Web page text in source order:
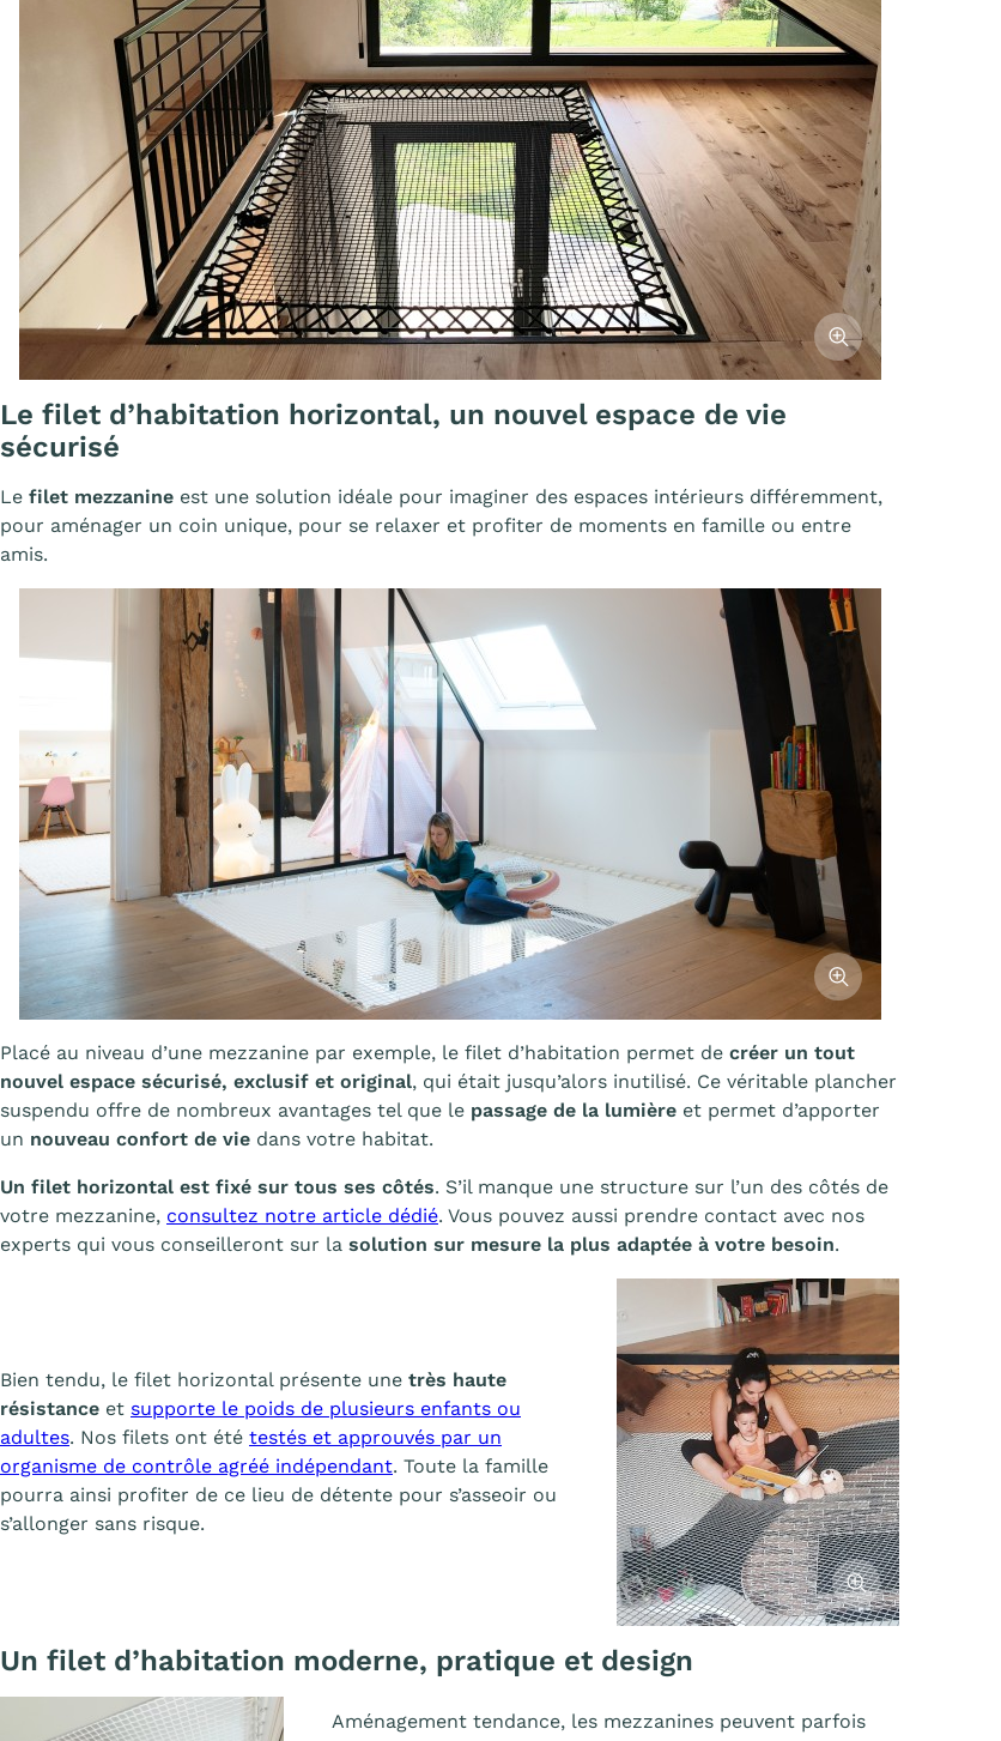
Afficher l'image
Le filet d’habitation horizontal, un nouvel espace de vie
sécurisé
Le filet mezzanine est une solution idéale pour imaginer des espaces intérieurs différemment,
pour aménager un coin unique, pour se relaxer et profiter de moments en famille ou entre
amis.
Afficher l'image
Placé au niveau d’une mezzanine par exemple, le filet d’habitation permet de créer un tout
nouvel espace sécurisé, exclusif et original, qui était jusqu’alors inutilisé. Ce véritable plancher
suspendu offre de nombreux avantages tel que le passage de la lumière et permet d’apporter
un nouveau confort de vie dans votre habitat.
Un filet horizontal est fixé sur tous ses côtés. S’il manque une structure sur l’un des côtés de
votre mezzanine, consultez notre article dédié. Vous pouvez aussi prendre contact avec nos
experts qui vous conseilleront sur la solution sur mesure la plus adaptée à votre besoin.
Afficher l'image
Bien tendu, le filet horizontal présente une très haute
résistance et supporte le poids de plusieurs enfants ou
adultes. Nos filets ont été testés et approuvés par un
organisme de contrôle agréé indépendant. Toute la famille
pourra ainsi profiter de ce lieu de détente pour s’asseoir ou
s’allonger sans risque.
Un filet d’habitation moderne, pratique et design
Aménagement tendance, les mezzanines peuvent parfois